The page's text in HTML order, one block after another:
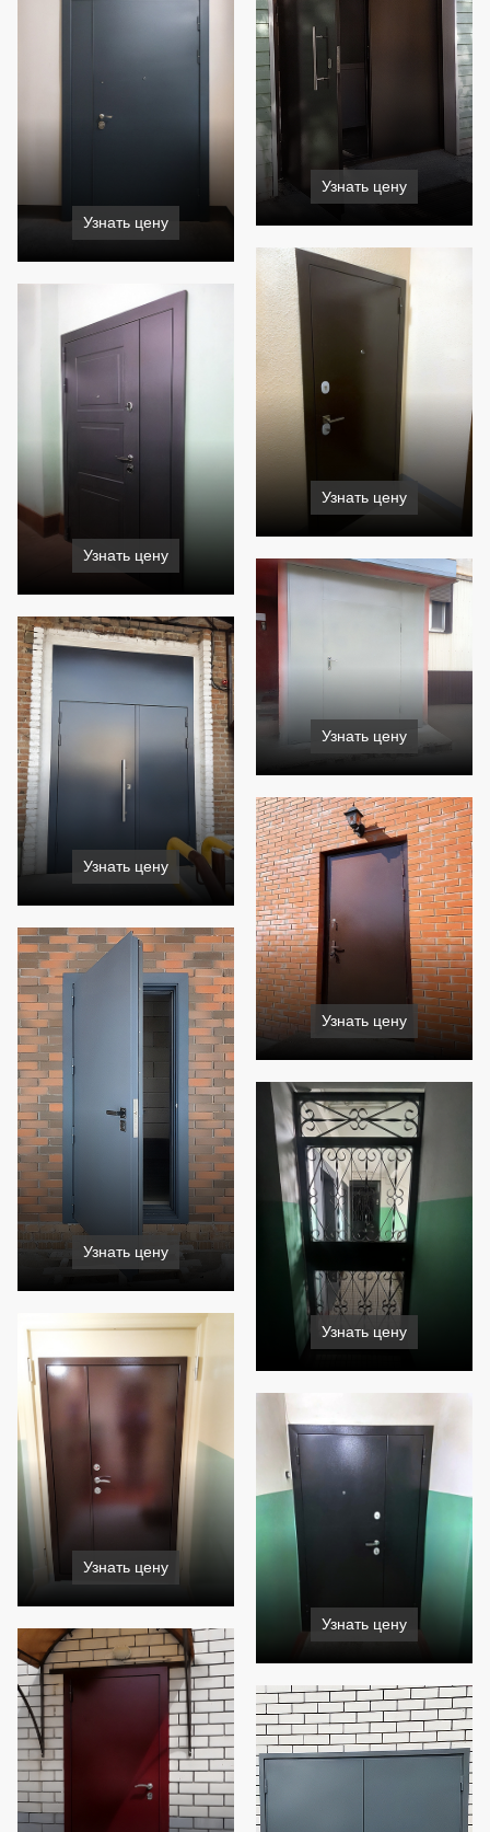
Узнать цену
Узнать цену
Узнать цену
Узнать цену
Узнать цену
Узнать цену
Узнать цену
Узнать цену
Узнать цену
Узнать цену
Узнать цену